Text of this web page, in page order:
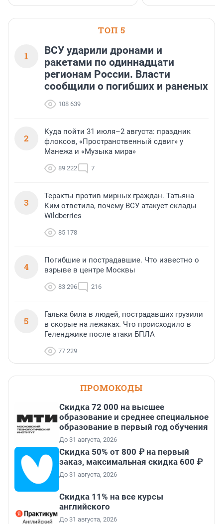
ТОП 5
1
ВСУ ударили дронами и
ракетами по одиннадцати
регионам России. Власти
сообщили о погибших и раненых
108 639
2
Куда пойти 31 июля–2 августа: праздник
флоксов, «Пространственный сдвиг» у
Манежа и «Музыка мира»
89 222 7
3
Теракты против мирных граждан. Татьяна
Ким ответила, почему ВСУ атакует склады
Wildberries
85 178
4
Погибшие и пострадавшие. Что известно о
взрыве в центре Москвы
83 296 216
5
Галька била в людей, пострадавших грузили
в скорые на лежаках. Что происходило в
Геленджике после атаки БПЛА
77 229
ПРОМОКОДЫ
Скидка 72 000 на высшее
образование и среднее специальное
образование в первый год обучения
До 31 августа, 2026
Скидка 50% от 800 ₽ на первый
заказ, максимальная скидка 600 ₽
До 31 августа, 2026
Скидка 11% на все курсы
английского
До 31 августа, 2026